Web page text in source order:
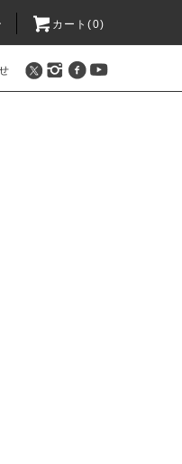
カート(0)